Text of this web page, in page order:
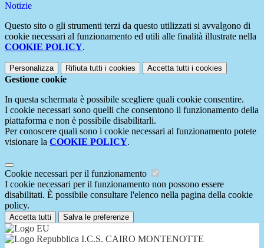
Notizie
Questo sito o gli strumenti terzi da questo utilizzati si avvalgono di
cookie necessari al funzionamento ed utili alle finalità illustrate nella
COOKIE POLICY.
Personalizza Rifiuta tutti i cookies Accetta tutti i cookies
Gestione cookie
In questa schermata è possibile scegliere quali cookie consentire.
I cookie necessari sono quelli che consentono il funzionamento della
piattaforma e non è possibile disabilitarli.
Per conoscere quali sono i cookie necessari al funzionamento potete
visionare la COOKIE POLICY.
Cookie necessari per il funzionamento
I cookie necessari per il funzionamento non possono essere
disabilitati. È possibile consultare l'elenco nella pagina della cookie
policy.
Accetta tutti Salva le preferenze
I.C.S. CAIRO MONTENOTTE